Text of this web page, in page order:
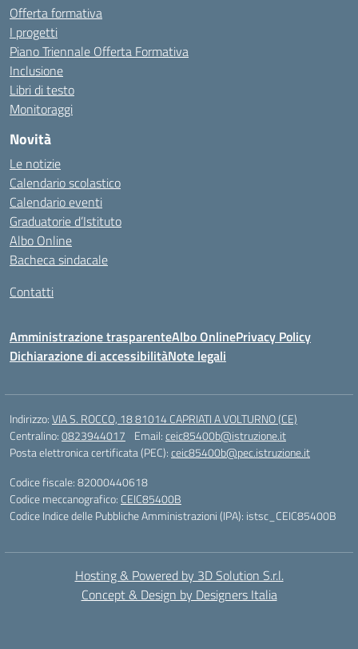
Offerta formativa
I progetti
Piano Triennale Offerta Formativa
Inclusione
Libri di testo
Monitoraggi
Novità
Le notizie
Calendario scolastico
Calendario eventi
Graduatorie d’Istituto
Albo Online
Bacheca sindacale
Contatti
Amministrazione trasparenteAlbo OnlinePrivacy Policy
Dichiarazione di accessibilitàNote legali
Indirizzo:VIA S. ROCCO, 18 81014 CAPRIATI A VOLTURNO (CE)
Centralino:0823944017 Email:ceic85400b@istruzione.it
Posta elettronica certificata (PEC):ceic85400b@pec.istruzione.it
Codice fiscale: 82000440618
Codice meccanografico: CEIC85400B
Codice Indice delle Pubbliche Amministrazioni (IPA): istsc_CEIC85400B
Hosting & Powered by 3D Solution S.r.l.
Concept & Design by Designers Italia